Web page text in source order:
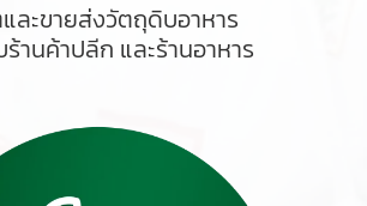
ละขายส่งวัตถุดิบอาหาร
านค้าปลีก และร้านอาหาร